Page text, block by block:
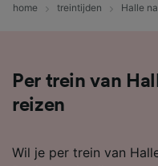
home treintijden Halle
Per trein van
reizen
Wil je per trein van